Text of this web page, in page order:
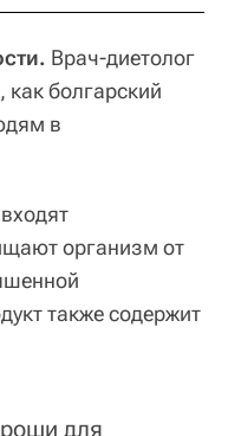
Врач-диетолог
, как болгарский
в
организм от
также содержит
для